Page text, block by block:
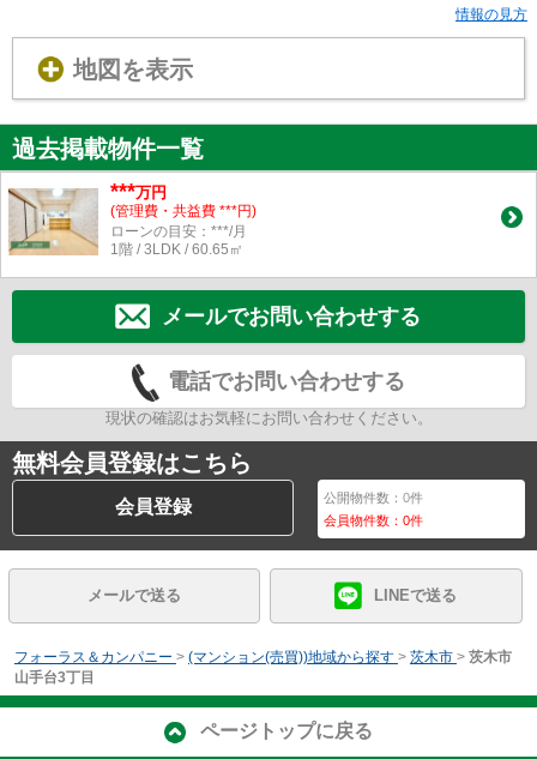
情報の見方
地図を表示
過去掲載物件一覧
***万円
(管理費・共益費 ***円)
ローンの目安：***/月
1階 / 3LDK / 60.65㎡
メールでお問い合わせする
電話でお問い合わせする
現状の確認はお気軽にお問い合わせください。
無料会員登録はこちら
会員登録 公開物件数：0件
会員物件数：0件
メールで送る LINEで送る
フォーラス＆カンパニー > (マンション(売買))地域から探す > 茨木市 > 茨木市
山手台3丁目
ページトップに戻る